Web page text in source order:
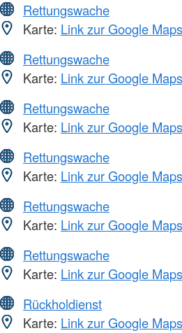
Rettungswache
Karte: Link zur Google
Rettungswache
Karte: Link zur Google
Rettungswache
Karte: Link zur Google
Rettungswache
Karte: Link zur Google
Rettungswache
Karte: Link zur Google
Rettungswache
Karte: Link zur Google
Rückholdienst
Karte: Link zur Google